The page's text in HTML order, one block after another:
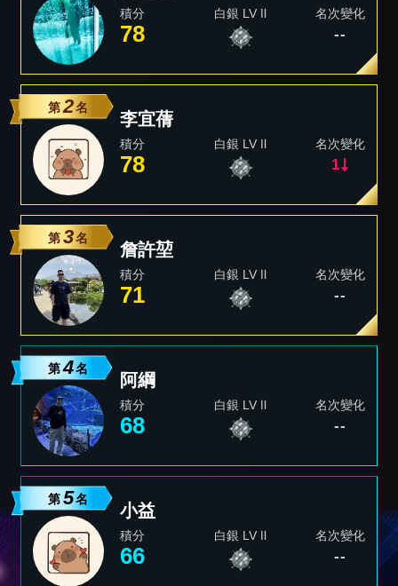
積分
78
白銀 LV Ⅱ 名次變化
--
第 2名
李宜蒨
積分
78
白銀 LV Ⅱ 名次變化
1
第 3名
詹許堃
積分
71
白銀 LV Ⅱ 名次變化
--
第4名
阿綱
積分
68
白銀 LV Ⅱ 名次變化
--
第 5名
小益
積分
66
白銀 LV Ⅱ 名次變化
--